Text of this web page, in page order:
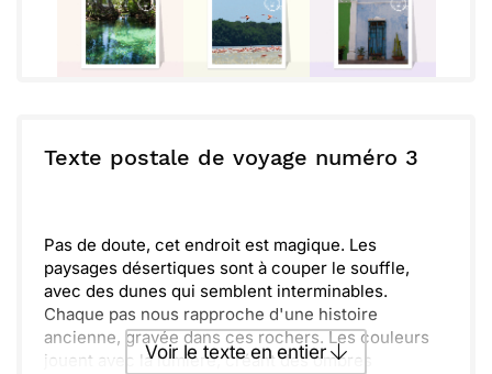
Texte postale de voyage numéro 3
Pas de doute, cet endroit est magique. Les
paysages désertiques sont à couper le souffle,
avec des dunes qui semblent interminables.
Chaque pas nous rapproche d'une histoire
ancienne, gravée dans ces rochers. Les couleurs
jouent avec la lumière, créant des ombres
Voir le texte en entier